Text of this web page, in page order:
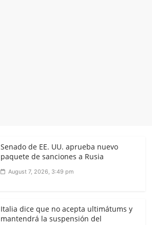
Senado de EE. UU. aprueba nuevo
paquete de sanciones a Rusia
August 7, 2026, 3:49 pm
Italia dice que no acepta ultimátums y
mantendrá la suspensión del